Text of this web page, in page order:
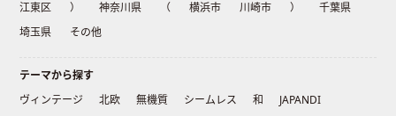
江東区
） 神奈川県 （ 横浜市 川崎市 ）
千葉県
埼玉県
その他
テーマから探す
ヴィンテージ
北欧 無機質 シームレス 和
JAPANDI